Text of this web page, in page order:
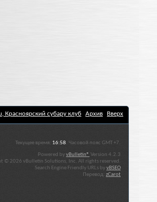
Красноярский субару клуб Архив Вверх
Текущее время: 16:58. Часовой пояс GMT +7.
Powered byvBulletin® Version 4.2.3
© 2026 vBulletin Solutions, Inc. All rights reserved.
Search Engine Friendly URLs byvBSEO
Перевод: zCarot